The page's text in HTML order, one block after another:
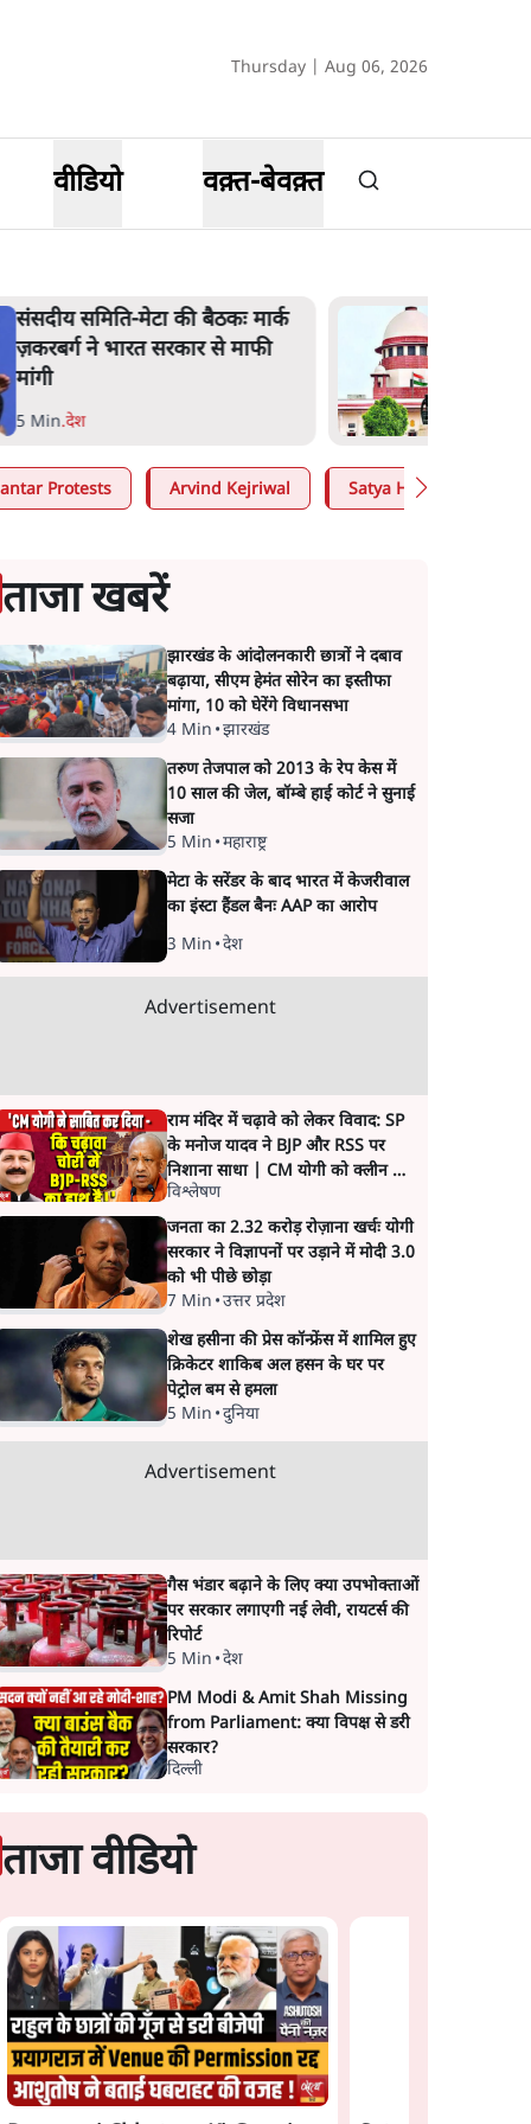
Thursday | Aug 06, 2026
वीडियो वक़्त-बेवक़्त
संसदीय समिति-मेटा की बैठकः मार्क
ज़करबर्ग ने भारत सरकार से माफी
मांगी
5 Min.देश
Protests Arvind Kejriwal Satya Hindi
2
मेटा के सरेंडर के बाद भारत
में केजरीवाल का इंस्टा हैंडल
बैनः AAP का आरोप
ताजा खबरें
झारखंड के आंदोलनकारी छात्रों ने दबाव
बढ़ाया, सीएम हेमंत सोरेन का इस्तीफा
मांगा, 10 को घेरेंगे विधानसभा
4 Min •झारखंड
तरुण तेजपाल को 2013 के रेप केस में
10 साल की जेल, बॉम्बे हाई कोर्ट ने सुनाई
सजा
5 Min •महाराष्ट्र
मेटा के सरेंडर के बाद भारत में केजरीवाल
का इंस्टा हैंडल बैनः AAP का आरोप
3 Min •देश
Advertisement
राम मंदिर में चढ़ावे को लेकर विवाद: SP
के मनोज यादव ने BJP और RSS पर
निशाना साधा | CM योगी को क्लीन चिट
मिली
विश्लेषण
जनता का 2.32 करोड़ रोज़ाना खर्चः योगी
सरकार ने विज्ञापनों पर उड़ाने में मोदी 3.0
को भी पीछे छोड़ा
7 Min •उत्तर प्रदेश
शेख हसीना की प्रेस कॉन्फ्रेंस में शामिल हुए
क्रिकेटर शाकिब अल हसन के घर पर
पेट्रोल बम से हमला
5 Min •दुनिया
Advertisement
गैस भंडार बढ़ाने के लिए क्या उपभोक्ताओं
पर सरकार लगाएगी नई लेवी, रायटर्स की
रिपोर्ट
5 Min •देश
PM Modi & Amit Shah Missing
from Parliament: क्या विपक्ष से डरी
सरकार?
दिल्ली
ताजा वीडियो